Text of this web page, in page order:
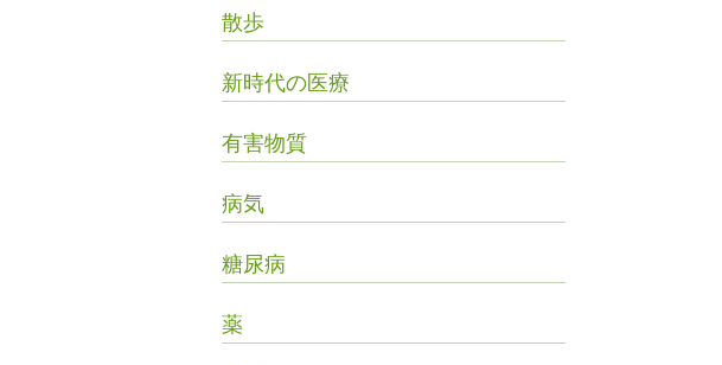
散歩
新時代の医療
有害物質
病気
糖尿病
薬